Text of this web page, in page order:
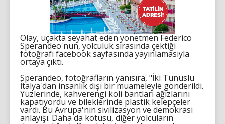
Olay, uçakta seyahat eden yönetmen Federico
Sperandeo'nun, yolculuk sırasında çektiği
fotoğrafı facebook sayfasında yayınlamasıyla
ortaya çıktı.
Sperandeo, fotoğrafların yanısıra, "İki Tunuslu
İtalya'dan insanlık dışı bir muameleyle gönderildi.
Yüzlerinde, kahverengi koli bantları ağızlarını
kapatıyordu ve bileklerinde plastik kelepçeler
vardı. Bu Avrupa'nın sivilizasyon ve demokrasi
anlayışı. Daha da kötüsü, diğer yolcuların